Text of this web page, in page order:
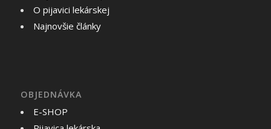
O pijavici lekárskej
Najnovšie články
OBJEDNÁVKA
E-SHOP